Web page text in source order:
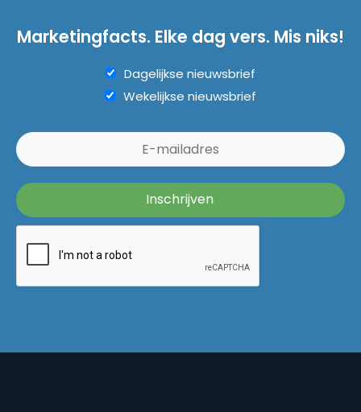
Marketingfacts. Elke dag vers. Mis niks!
Dagelijkse nieuwsbrief
Wekelijkse nieuwsbrief